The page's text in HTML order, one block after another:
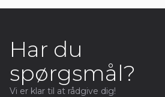
Har du
spørgsmål?
Vi er klar til at rådgive dig!